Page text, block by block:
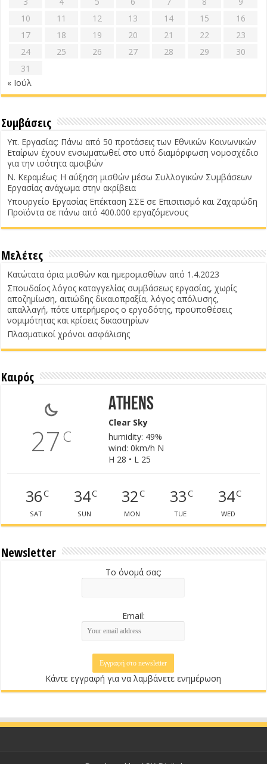
10
11 12 13 14 15
16
17
18 19 20 21 22
23
24
25 26 27 28 29
30
31
« Ιούλ
Συμβάσεις
Υπ. Εργασίας: Πάνω από 50 προτάσεις των Εθνικών Κοινωνικών
Εταίρων έχουν ενσωματωθεί στο υπό διαμόρφωση νομοσχέδιο
για την ισότητα αμοιβών
Ν. Κεραμέως: Η αύξηση μισθών μέσω Συλλογικών Συμβάσεων
Εργασίας ανάχωμα στην ακρίβεια
Υπουργείο Εργασίας Επέκταση ΣΣΕ σε Επισιτισμό και Ζαχαρώδη
Προϊόντα σε πάνω από 400.000 εργαζόμενους
Μελέτες
Κατώτατα όρια μισθών και ημερομισθίων από 1.4.2023
Σπουδαίος λόγος καταγγελίας συμβάσεως εργασίας, χωρίς
αποζημίωση, αιτιώδης δικαιοπραξία, λόγος απόλυσης,
απαλλαγή, πότε υπερήμερος ο εργοδότης, προϋποθέσεις
νομιμότητας και κρίσεις δικαστηρίων
Πλασματικοί χρόνοι ασφάλισης
Καιρός
27 C
Athens
Clear Sky
humidity: 49%
wind: 0km/h N
H 28 • L 25
36C
SAT
34C
SUN
32C
MON
33C
TUE
34C
WED
Newsletter
Το όνομά σας:
Email:
Κάντε εγγραφή για να λαμβάνετε ενημέρωση